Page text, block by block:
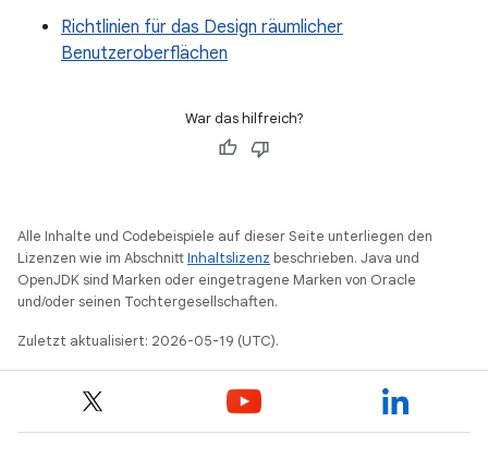
Richtlinien für das Design räumlicher
Benutzeroberflächen
War das hilfreich?
Alle Inhalte und Codebeispiele auf dieser Seite unterliegen den
Lizenzen wie im AbschnittInhaltslizenz beschrieben. Java und
OpenJDK sind Marken oder eingetragene Marken von Oracle
und/oder seinen Tochtergesellschaften.
Zuletzt aktualisiert: 2026-05-19 (UTC).